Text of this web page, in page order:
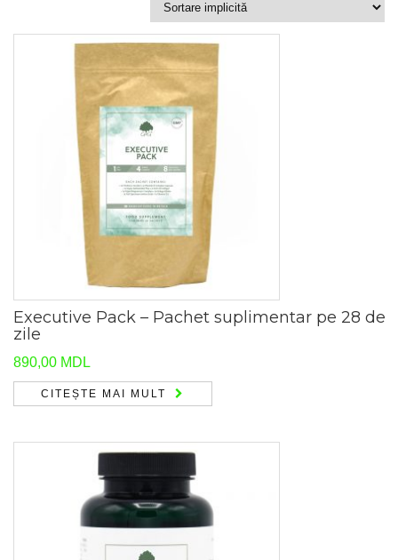
Executive Pack – Pachet suplimentar pe 28 de
zile
890,00 MDL
CITEȘTE MAI MULT